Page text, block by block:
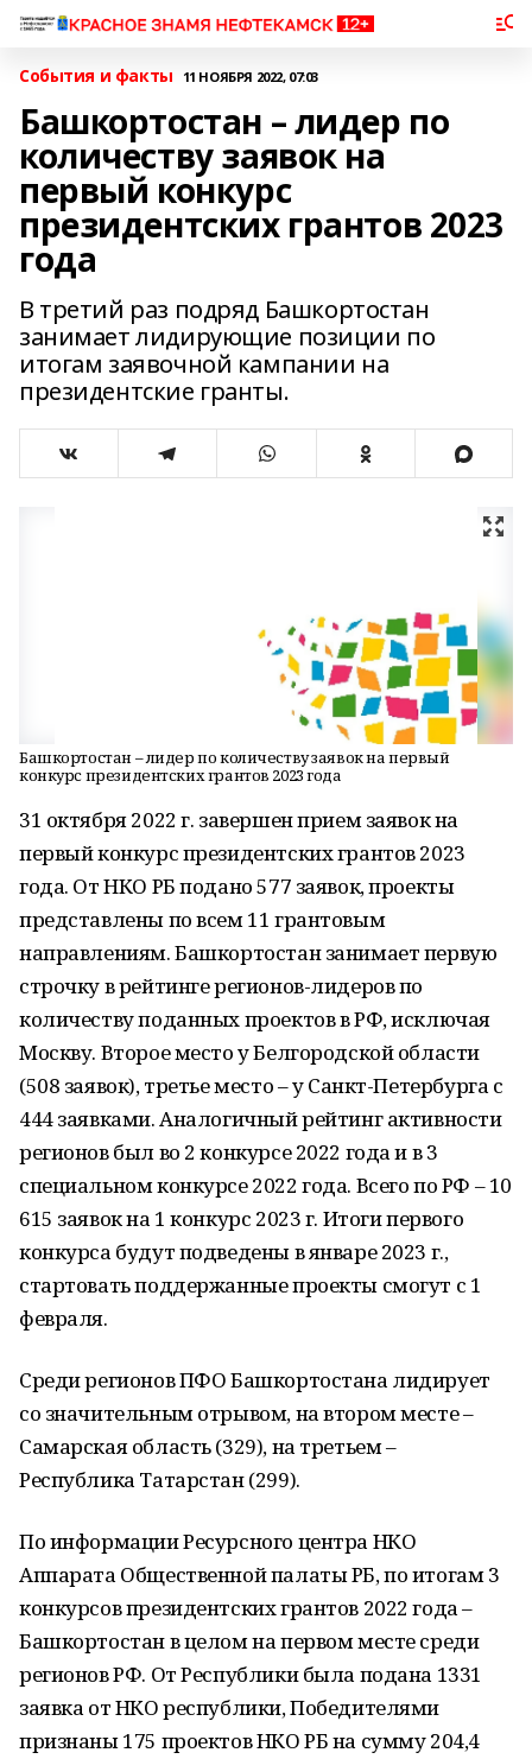
События и факты 11 НОЯБРЯ 2022, 07:03
Башкортостан – лидер по
количеству заявок на
первый конкурс
президентских грантов 2023
года
В третий раз подряд Башкортостан
занимает лидирующие позиции по
итогам заявочной кампании на
президентские гранты.
Башкортостан – лидер по количеству заявок на первый
конкурс президентских грантов 2023 года
31 октября 2022 г. завершен прием заявок на
первый конкурс президентских грантов 2023
года. От НКО РБ подано 577 заявок, проекты
представлены по всем 11 грантовым
направлениям. Башкортостан занимает первую
строчку в рейтинге регионов-лидеров по
количеству поданных проектов в РФ, исключая
Москву. Второе место у Белгородской области
(508 заявок), третье место – у Санкт-Петербурга с
444 заявками. Аналогичный рейтинг активности
регионов был во 2 конкурсе 2022 года и в 3
специальном конкурсе 2022 года. Всего по РФ – 10
615 заявок на 1 конкурс 2023 г. Итоги первого
конкурса будут подведены в январе 2023 г.,
стартовать поддержанные проекты смогут с 1
февраля.
Среди регионов ПФО Башкортостана лидирует
со значительным отрывом, на втором месте –
Самарская область (329), на третьем –
Республика Татарстан (299).
По информации Ресурсного центра НКО
Аппарата Общественной палаты РБ, по итогам 3
конкурсов президентских грантов 2022 года –
Башкортостан в целом на первом месте среди
регионов РФ. От Республики была подана 1331
заявка от НКО республики, Победителями
признаны 175 проектов НКО РБ на сумму 204,4